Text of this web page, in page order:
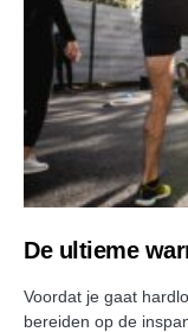
De ultieme
Voordat je gaat
bereiden op de